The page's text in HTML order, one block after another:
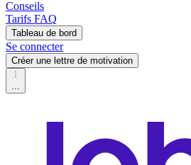
Conseils
Tarifs FAQ
Tableau de bord
Se connecter
Créer une lettre de motivation
...